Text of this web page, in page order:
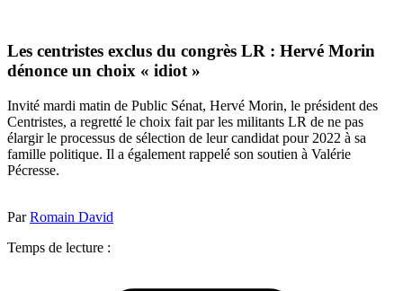
Les centristes exclus du congrès LR : Hervé Morin
dénonce un choix « idiot »
Invité mardi matin de Public Sénat, Hervé Morin, le président des
Centristes, a regretté le choix fait par les militants LR de ne pas
élargir le processus de sélection de leur candidat pour 2022 à sa
famille politique. Il a également rappelé son soutien à Valérie
Pécresse.
ParRomain David
Temps de lecture :